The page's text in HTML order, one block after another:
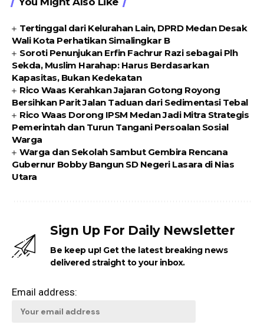
Tertinggal dari Kelurahan Lain, DPRD Medan Desak
Wali Kota Perhatikan Simalingkar B
Soroti Penunjukan Erfin Fachrur Razi sebagai Plh
Sekda, Muslim Harahap: Harus Berdasarkan
Kapasitas, Bukan Kedekatan
Rico Waas Kerahkan Jajaran Gotong Royong
Bersihkan Parit Jalan Taduan dari Sedimentasi Tebal
Rico Waas Dorong IPSM Medan Jadi Mitra Strategis
Pemerintah dan Turun Tangani Persoalan Sosial
Warga
Warga dan Sekolah Sambut Gembira Rencana
Gubernur Bobby Bangun SD Negeri Lasara di Nias
Utara
Sign Up For Daily Newsletter
Be keep up! Get the latest breaking news
delivered straight to your inbox.
Email address: